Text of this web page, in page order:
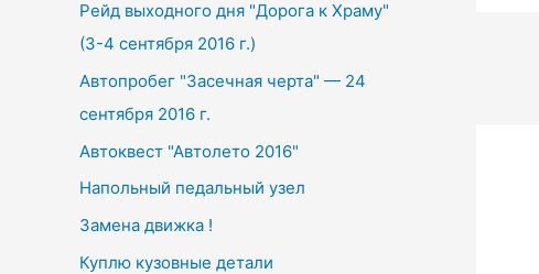
Рейд выходного дня "Дорога к Храму"
(3-4 сентября 2016 г.)
Автопробег "Засечная черта" — 24
сентября 2016 г.
Автоквест "Автолето 2016"
Напольный педальный узел
Замена движка !
Куплю кузовные детали